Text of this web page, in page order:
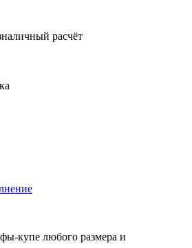
расчёт
купе любого размера и